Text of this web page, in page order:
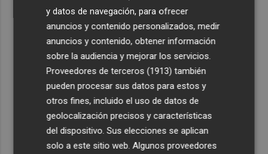
y datos de navegación, para ofrecer
anuncios y contenido personalizados, medir
anuncios y contenido, obtener información
sobre la audiencia y mejorar los servicios.
Proveedores de terceros (1913) también
pueden procesar sus datos para estos y
otros fines, incluido el uso de datos de
geolocalización precisos y características
del dispositivo. Sus elecciones se aplican
solo a este sitio web. Algunos proveedores